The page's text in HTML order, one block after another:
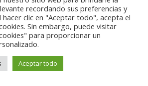
recordando sus preferencias y
hacer clic en "Aceptar todo", acepta el
Sin embargo, puede visitar
para proporcionar un
Aceptar todo